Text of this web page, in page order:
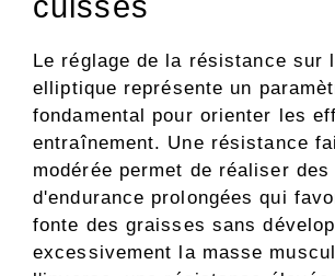
Le réglage de la résistance sur
elliptique représente un
fondamental pour orienter les
entraînement. Une résistance
modérée permet de réaliser des
d'endurance prolongées qui
fonte des graisses sans
excessivement la masse